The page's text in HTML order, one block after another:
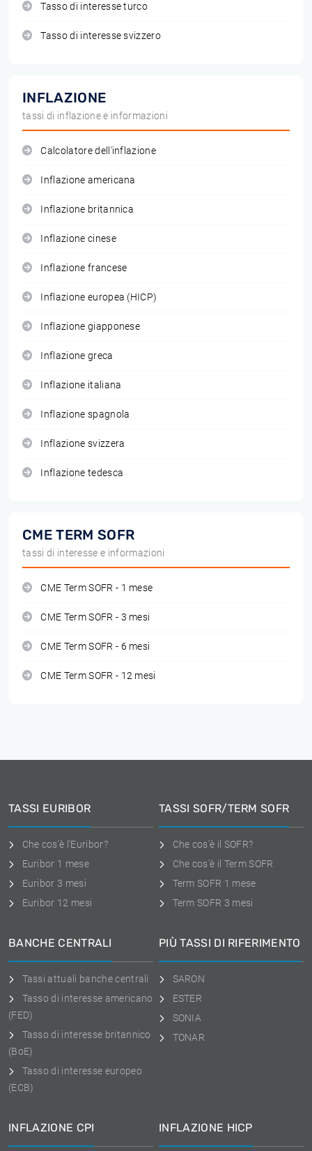
Tasso di interesse turco
Tasso di interesse svizzero
INFLAZIONE
tassi di inflazione e informazioni
Calcolatore dell'inflazione
Inflazione americana
Inflazione britannica
Inflazione cinese
Inflazione francese
Inflazione europea (HICP)
Inflazione giapponese
Inflazione greca
Inflazione italiana
Inflazione spagnola
Inflazione svizzera
Inflazione tedesca
CME TERM SOFR
tassi di interesse e informazioni
CME Term SOFR - 1 mese
CME Term SOFR - 3 mesi
CME Term SOFR - 6 mesi
CME Term SOFR - 12 mesi
TASSI EURIBOR
Che cos'è l'Euribor?
Euribor 1 mese
Euribor 3 mesi
Euribor 12 mesi
TASSI SOFR/TERM SOFR
Che cos'è il SOFR?
Che cos'è il Term SOFR
Term SOFR 1 mese
Term SOFR 3 mesi
BANCHE CENTRALI
Tassi attuali banche centrali
Tasso di interesse americano
(FED)
Tasso di interesse britannico
(BoE)
Tasso di interesse europeo
(ECB)
PIÙ TASSI DI RIFERIMENTO
SARON
ESTER
SONIA
TONAR
INFLAZIONE CPI INFLAZIONE HICP